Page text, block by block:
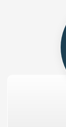
ideal para quem
projeto de
oferece conforto,
Destaques do
✔️ Ambientes
✔️ Móveis
✔️ Cozinha
✔️ Sala de estar
✔️ Suítes
✔️ Sacada (com